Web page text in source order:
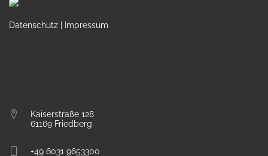
Datenschutz Impressum
Kaiserstraße 128
61169 Friedberg
+49 6031 9653300